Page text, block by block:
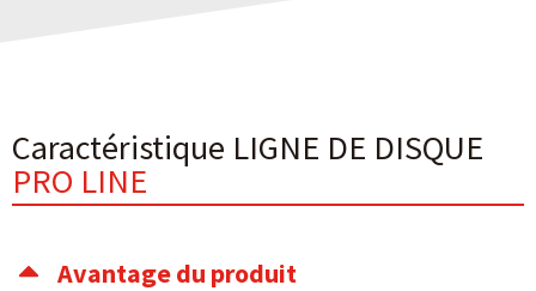
Caractéristique LIGNE DE DISQUE
PRO LINE
Avantage du produit